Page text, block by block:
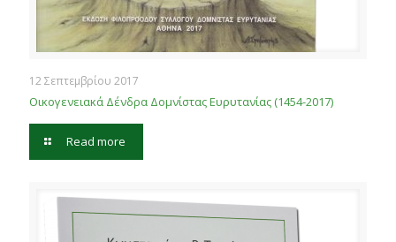
12 Σεπτεμβρίου 2017
Οικογενειακά Δένδρα Δομνίστας Ευρυτανίας (1454-2017)
Read more